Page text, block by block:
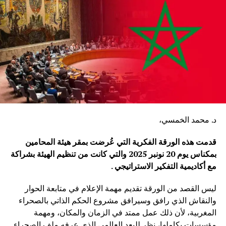
د. محمد الخمسي،
قدمت هذه الورقة الفكرية التي عُرضت بمقر هيئة المحامين
بمكناس يوم 20 نونبر 2025 والتي كانت من تنظيم الهيئة بشراكة
مع أكاديمية التفكير الاستراتيجي .
ليس القصد من الورقة تقديم مهمة الإعلام في متابعة الحوار
والنقاش الذي رافق وسيرافق مشروع الحكم الذاتي بالصحراء
المغربية، لأن ذلك عمل ممتد في الزمان والمكان، ومهمة